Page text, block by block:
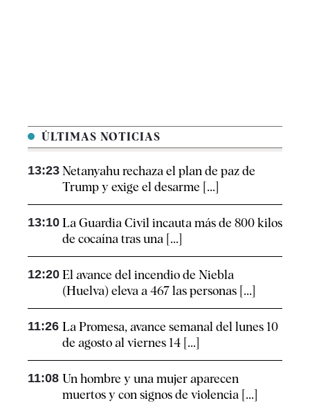
ÚLTIMAS NOTICIAS
13:23 Netanyahu rechaza el plan de paz de
Trump y exige el desarme [...]
13:10 La Guardia Civil incauta más de 800 kilos
de cocaína tras una [...]
12:20 El avance del incendio de Niebla
(Huelva) eleva a 467 las personas [...]
11:26 La Promesa, avance semanal del lunes 10
de agosto al viernes 14 [...]
11:08 Un hombre y una mujer aparecen
muertos y con signos de violencia [...]